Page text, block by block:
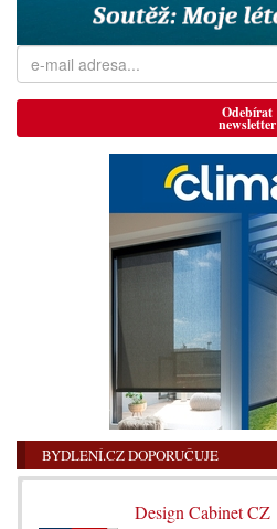
Odebírat
newsletter
BYDLENÍ.CZ DOPORUČUJE
Design Cabinet CZ